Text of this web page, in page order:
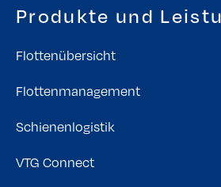
Produkte und
Flottenübersicht
Flottenmanagement
Schienenlogistik
VTG Connect